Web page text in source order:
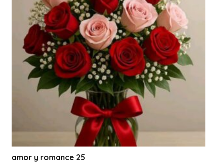
amor y romance 25